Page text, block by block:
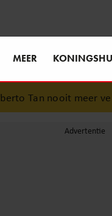
MEER
meer vergeten aan